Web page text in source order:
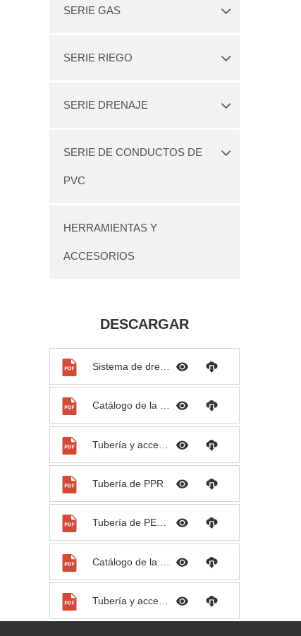
SERIE GAS
SERIE RIEGO
SERIE DRENAJE
SERIE DE CONDUCTOS DE
PVC
HERRAMIENTAS Y
ACCESORIOS
DESCARGAR
Catálogo de la serie Palconn-PB
Tubería de PPR
Tubería de PEX-a y PEX-b